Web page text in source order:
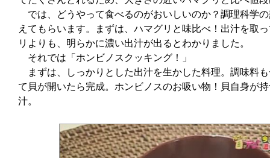
では、どうやって食べるのがおいしいのか？調理科学
えてもらいます。まずは、ハマグリと味比べ！出汁を取
リよりも、明らかに濃い出汁が出るとわかりました。
それでは「ホンビノスクッキング！」
まずは、しっかりとした出汁を生かした料理。調味料
て貝が開いたら完成。ホンビノスのお吸い物！貝自身が
汁。